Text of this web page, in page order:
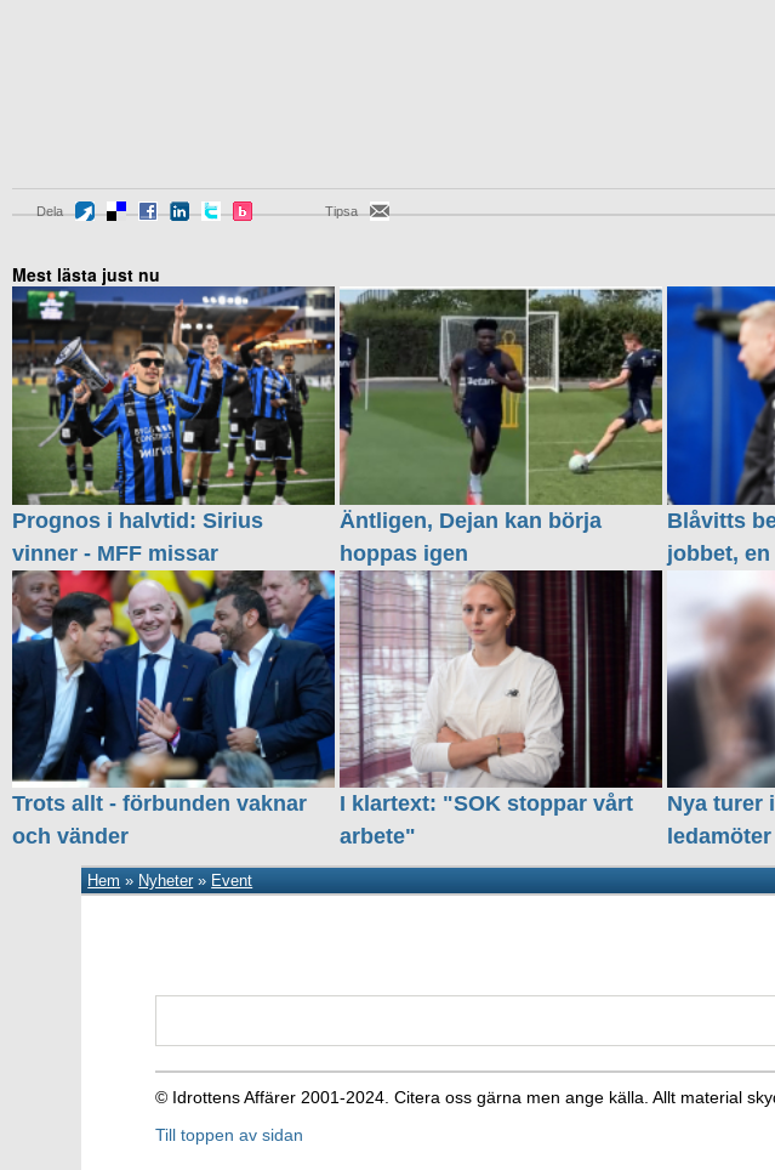
Dela Tipsa
Mest lästa just nu
Prognos i halvtid: Sirius
vinner - MFF missar
Äntligen, Dejan kan börja
hoppas igen
Blåvitts
jobbet,
Trots allt - förbunden vaknar
och vänder
I klartext: "SOK stoppar vårt
arbete"
Nya turer
Hem » Nyheter» Event
© Idrottens Affärer 2001-2024. Citera oss gärna men ange källa. Allt material
Till toppen av sidan